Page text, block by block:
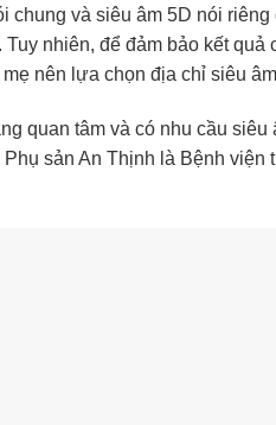
chung và siêu âm 5D nói
Tuy nhiên, để đảm bảo kết
nên lựa chọn địa chỉ siêu
quan tâm và có nhu cầu
Phụ sản An Thịnh là Bệnh